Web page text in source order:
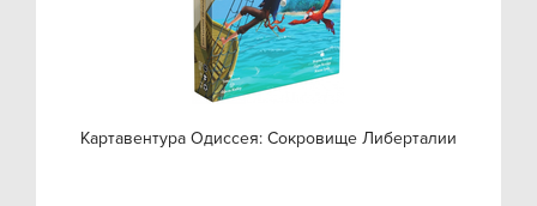
Картавентура Одиссея: Сокровище Либерталии